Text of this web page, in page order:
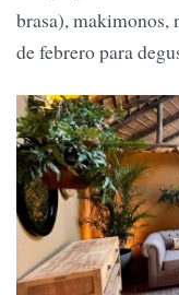
brasa),
de febrero para